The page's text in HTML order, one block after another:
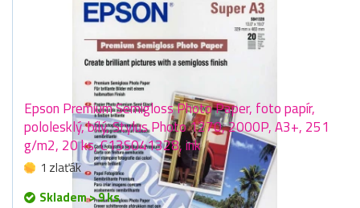
Epson Premium Semigloss Photo Paper, foto papír,
pololesklý, bílý, Stylus Photo 1270, 2000P, A3+, 251
g/m2, 20 ks, C13S041328, ink
1 zlaťák
Skladem > 9 ks